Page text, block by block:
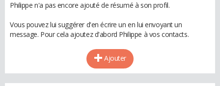
Philippe n'a pas encore ajouté de résumé à son profil.
Vous pouvez lui suggérer d'en écrire un en lui envoyant un
message. Pour cela ajoutez d'abord Philippe à vos contacts.
Ajouter